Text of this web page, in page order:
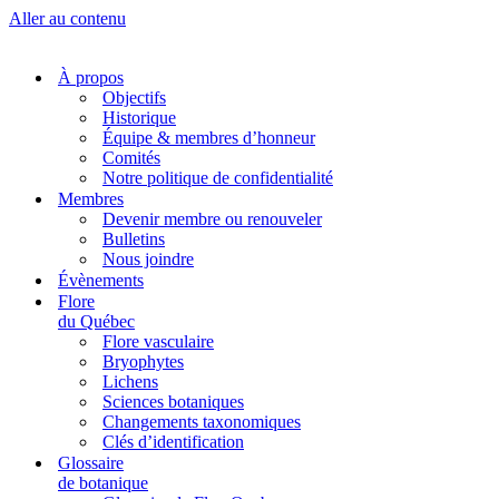
Aller au contenu
À propos
Objectifs
Historique
Équipe & membres d’honneur
Comités
Notre politique de confidentialité
Membres
Devenir membre ou renouveler
Bulletins
Nous joindre
Évènements
Flore
du Québec
Flore vasculaire
Bryophytes
Lichens
Sciences botaniques
Changements taxonomiques
Clés d’identification
Glossaire
de botanique